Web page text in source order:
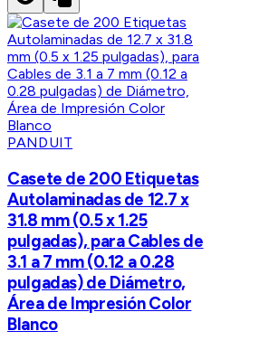
PANDUIT
Casete de 200 Etiquetas
Autolaminadas de 12.7 x
31.8 mm (0.5 x 1.25
pulgadas), para Cables de
3.1 a 7 mm (0.12 a 0.28
pulgadas) de Diámetro,
Área de Impresión Color
Blanco